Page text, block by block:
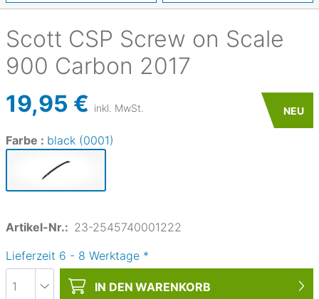
Scott CSP Screw on Scale
900 Carbon 2017
19,95 € inkl. MwSt. NEU
Farbe : black (0001)
Artikel-Nr.: 23-2545740001222
Lieferzeit 6 - 8 Werktage *
IN DEN WARENKORB